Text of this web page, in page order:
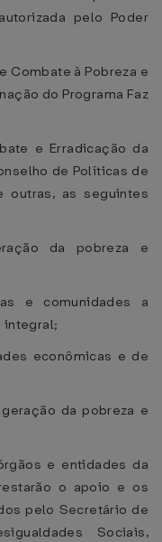
pelo Poder
Combate à Pobreza e
do Programa Faz
e Erradicação da
de Políticas de
outras, as seguintes
da pobreza e
e comunidades a
integral;
econômicas e de
da pobreza e
e entidades da
o apoio e os
pelo Secretário de
Sociais,